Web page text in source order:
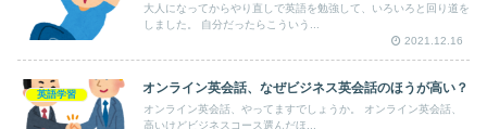
大人になってからやり直しで英語を勉強して、いろいろと回り道を
しました。 自分だったらこういう...
2021.12.16
英語学習 オンライン英会話、なぜビジネス英会話のほうが高い？
オンライン英会話、やってますでしょうか。 オンライン英会話、
高いけどビジネスコース選んだほ...